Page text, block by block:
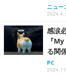
ニュー
感涙
『
る関
PC